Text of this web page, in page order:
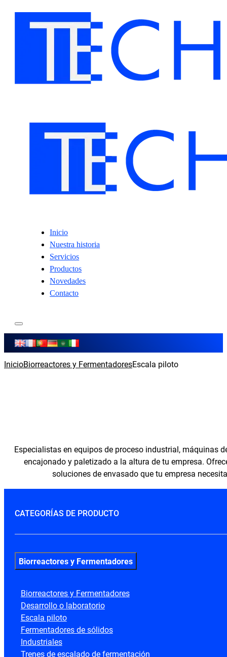
Inicio
Nuestra historia
Servicios
Productos
Novedades
Contacto
InicioBiorreactores y FermentadoresEscala piloto
Especialistas en equipos de proceso industrial, máquinas
encajonado y paletizado a la altura de tu empresa.
soluciones de envasado que tu empresa
CATEGORÍAS DE PRODUCTO
Biorreactores y Fermentadores
Biorreactores y Fermentadores
Desarrollo o laboratorio
Escala piloto
Fermentadores de sólidos
Industriales
Trenes de escalado de fermentación